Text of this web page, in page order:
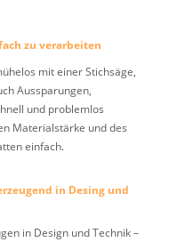
zu verarbeiten
mit einer Stichsäge,
Aussparungen,
und problemlos
Materialstärke und des
einfach.
in Desing und
in Design und Technik –